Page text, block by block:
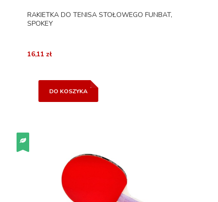
RAKIETKA DO TENISA STOŁOWEGO FUNBAT,
SPOKEY
16,11 zł
DO KOSZYKA